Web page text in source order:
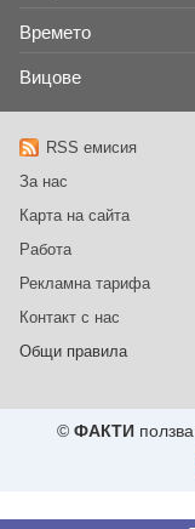
Времето
Вицове
RSS емисия
За нас
Карта на сайта
Работа
Рекламна тарифа
Контакт с нас
Общи правила
© ФАКТИ